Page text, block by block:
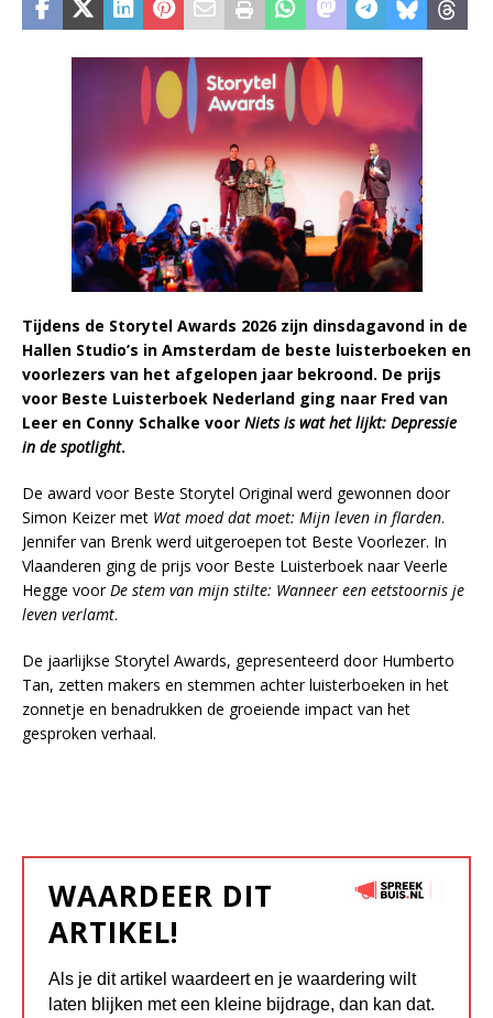
Tijdens de Storytel Awards 2026 zijn dinsdagavond in de
Hallen Studio’s in Amsterdam de beste luisterboeken en
voorlezers van het afgelopen jaar bekroond. De prijs
voor Beste Luisterboek Nederland ging naar Fred van
Leer en Conny Schalke voor Niets is wat het lijkt: Depressie
in de spotlight.
De award voor Beste Storytel Original werd gewonnen door
Simon Keizer met Wat moed dat moet: Mijn leven in flarden.
Jennifer van Brenk werd uitgeroepen tot Beste Voorlezer. In
Vlaanderen ging de prijs voor Beste Luisterboek naar Veerle
Hegge voor De stem van mijn stilte: Wanneer een eetstoornis je
leven verlamt.
De jaarlijkse Storytel Awards, gepresenteerd door Humberto
Tan, zetten makers en stemmen achter luisterboeken in het
zonnetje en benadrukken de groeiende impact van het
gesproken verhaal.
WAARDEER DIT
ARTIKEL!
Als je dit artikel waardeert en je waardering wilt
laten blijken met een kleine bijdrage, dan kan dat.